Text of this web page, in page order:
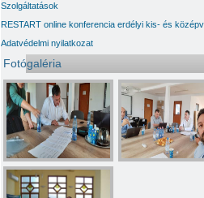
Szolgáltatások
RESTART online konferencia erdélyi kis- és
Adatvédelmi nyilatkozat
Fotógaléria